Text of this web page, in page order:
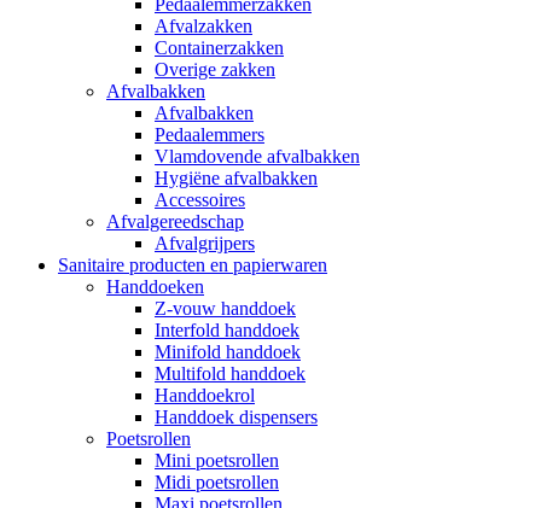
Afvalzakken
Containerzakken
Overige zakken
Afvalbakken
Afvalbakken
Pedaalemmers
Vlamdovende afvalbakken
Hygiëne afvalbakken
Accessoires
Afvalgereedschap
Afvalgrijpers
Sanitaire producten en papierwaren
Handdoeken
Z-vouw handdoek
Interfold handdoek
Minifold handdoek
Multifold handdoek
Handdoekrol
Handdoek dispensers
Poetsrollen
Mini poetsrollen
Midi poetsrollen
Maxi poetsrollen